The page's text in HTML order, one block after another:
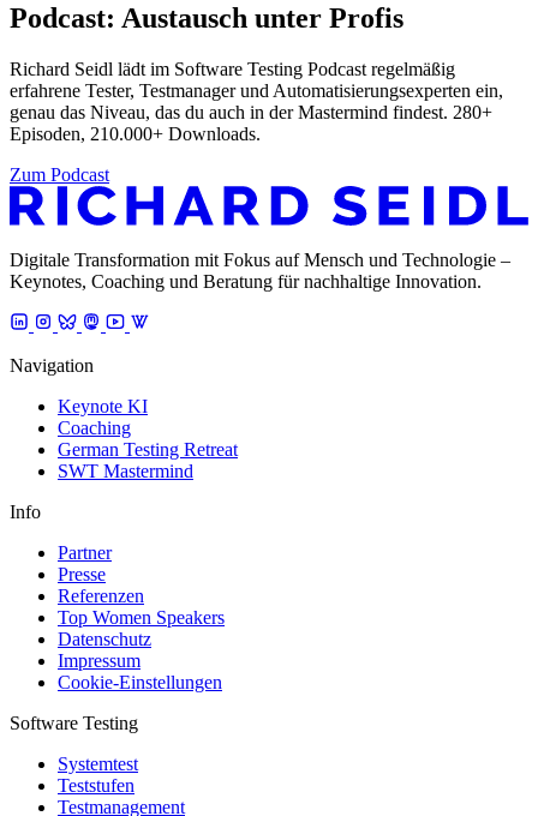
Podcast: Austausch unter Profis
Richard Seidl lädt im Software Testing Podcast regelmäßig
erfahrene Tester, Testmanager und Automatisierungsexperten ein,
genau das Niveau, das du auch in der Mastermind findest. 280+
Episoden, 210.000+ Downloads.
Zum Podcast
Digitale Transformation mit Fokus auf Mensch und Technologie –
Keynotes, Coaching und Beratung für nachhaltige Innovation.
Navigation
Keynote KI
Coaching
German Testing Retreat
SWT Mastermind
Info
Partner
Presse
Referenzen
Top Women Speakers
Datenschutz
Impressum
Cookie-Einstellungen
Software Testing
Systemtest
Teststufen
Testmanagement